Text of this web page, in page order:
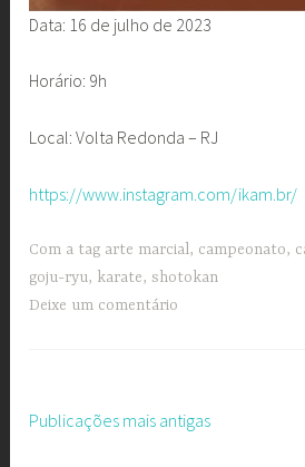
Data: 16 de julho de 2023
Horário: 9h
Local: Volta Redonda – RJ
https://www.instagram.com/ikam.br/
Com a tag arte marcial, campeonato,
goju-ryu, karate,shotokan
Deixe um comentário
Navegação
Publicações mais antigas